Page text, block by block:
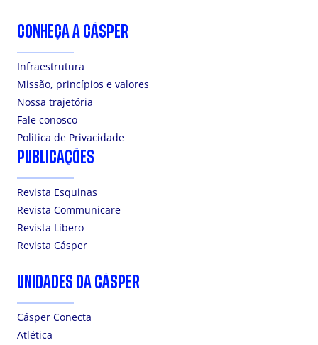
CONHEÇA A CÁSPER
Infraestrutura
Missão, princípios e valores
Nossa trajetória
Fale conosco
Politica de Privacidade
PUBLICAÇÕES
Revista Esquinas
Revista Communicare
Revista Líbero
Revista Cásper
UNIDADES DA CÁSPER
Cásper Conecta
Atlética